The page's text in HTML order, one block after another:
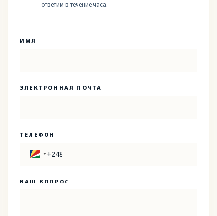
ответим в течение часа.
ИМЯ
ЭЛЕКТРОННАЯ ПОЧТА
ТЕЛЕФОН
ВАШ ВОПРОС